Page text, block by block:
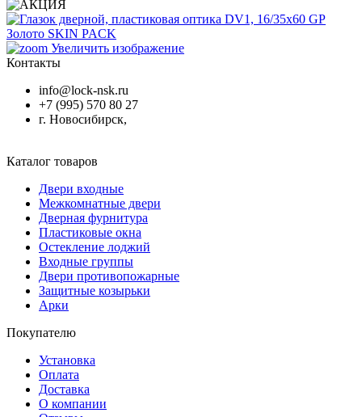
Увеличить изображение
Контакты
info@lock-nsk.ru
+7 (995) 570 80 27
г. Новосибирск,
Каталог товаров
Двери входные
Межкомнатные двери
Дверная фурнитура
Пластиковые окна
Остекление лоджий
Входные группы
Двери противопожарные
Защитные козырьки
Арки
Покупателю
Установка
Оплата
Доставка
О компании